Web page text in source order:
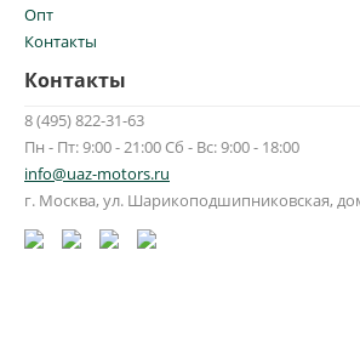
Опт
Контакты
Контакты
8 (495) 822-31-63
Пн - Пт: 9:00 - 21:00 Сб - Вс: 9:00 - 18:00
info@uaz-motors.ru
г. Москва, ул. Шарикоподшипниковская,